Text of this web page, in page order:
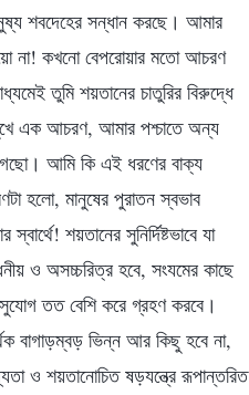
শবদেহের সন্ধান করছে। আমার
না! কখনো বেপরোয়ার মতো আচরণ
তুমি শয়তানের চাতুরির বিরুদ্ধে
এক আচরণ, আমার পশ্চাতে অন্য
আমি কি এই ধরণের বাক্য
হলো, মানুষের পুরাতন স্বভাব
শয়তানের সুনির্দিষ্টভাবে যা
ও অসচ্চরিত্র হবে, সংযমের কাছে
তত বেশি করে গ্রহণ করবে।
বাগাড়ম্বড় ভিন্ন আর কিছু হবে না,
ও শয়তানোচিত ষড়যন্ত্রে রূপান্তরিত